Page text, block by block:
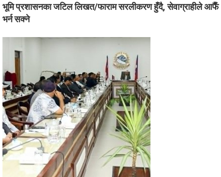
भूमि प्रशासनका जटिल लिखत/फाराम सरलीकरण हुँदै, सेवाग्राहीले आफैँ
भर्न सक्ने